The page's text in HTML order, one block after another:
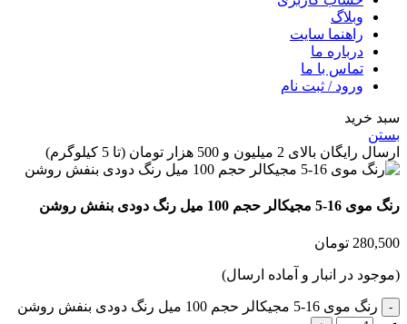
وبلاگ
راهنما سایت
درباره ما
تماس با ما
ورود / ثبت نام
خرید
بالای 2 میلیون و 500 هزار تومان (تا 5 کیلوگرم)
حجم 100 میل رنگ دودی بنفش روشن
تومان
در انبار و آماده ارسال)
رنگ موی 16-5 مجیکالر حجم 100 میل رنگ دودی بنفش روشن